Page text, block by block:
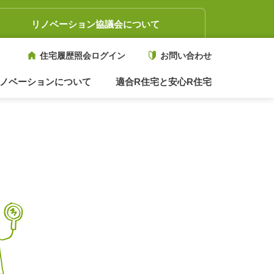
リノベーション協議会について
住宅履歴照会ログイン お問い合わせ
ベーションについて 適合R住宅と安心R住宅